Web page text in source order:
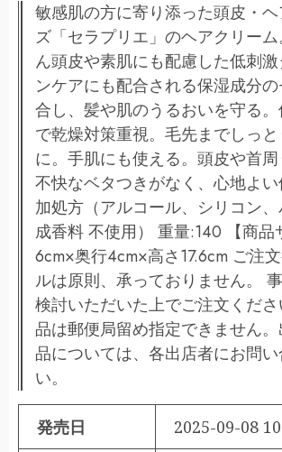
敏感肌の方に寄り添った頭皮・
ズ「セラプリエ」のヘアクリー
ん頭皮や素肌にも配慮した低刺
ンケアにも配合される保湿成分
合し、髪や肌のうるおいを守る
で乾燥対策重視。毛先までしっ
に。手肌にも使える。頭皮や首
不快なベタつきがなく、心地よ
加処方（アルコール、シリコン
成香料 不使用） 重量:140 【商品
6cm×奥行4cm×高さ17.6cm ご注
ルは原則、承っておりません。
検討いただいた上でご注文くだ
品は郵便局留め指定できません
品については、各出店者にお問
い。
発売日 2025-09-08